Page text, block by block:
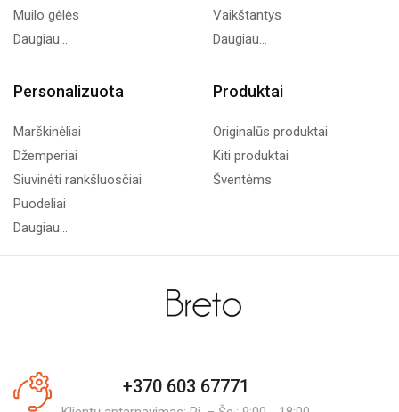
Muilo gėlės
Daugiau...
Vaikštantys
Daugiau...
Personalizuota
Marškinėliai
Džemperiai
Siuvinėti rankšluosčiai
Puodeliai
Daugiau...
Produktai
Originalūs produktai
Kiti produktai
Šventėms
+370 603 67771